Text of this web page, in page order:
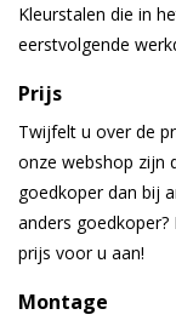
Kleurstalen die in
eerstvolgende
Prijs
Twijfelt u over de
onze webshop zijn
goedkoper dan bij
anders
prijs voor u aan!
Montage